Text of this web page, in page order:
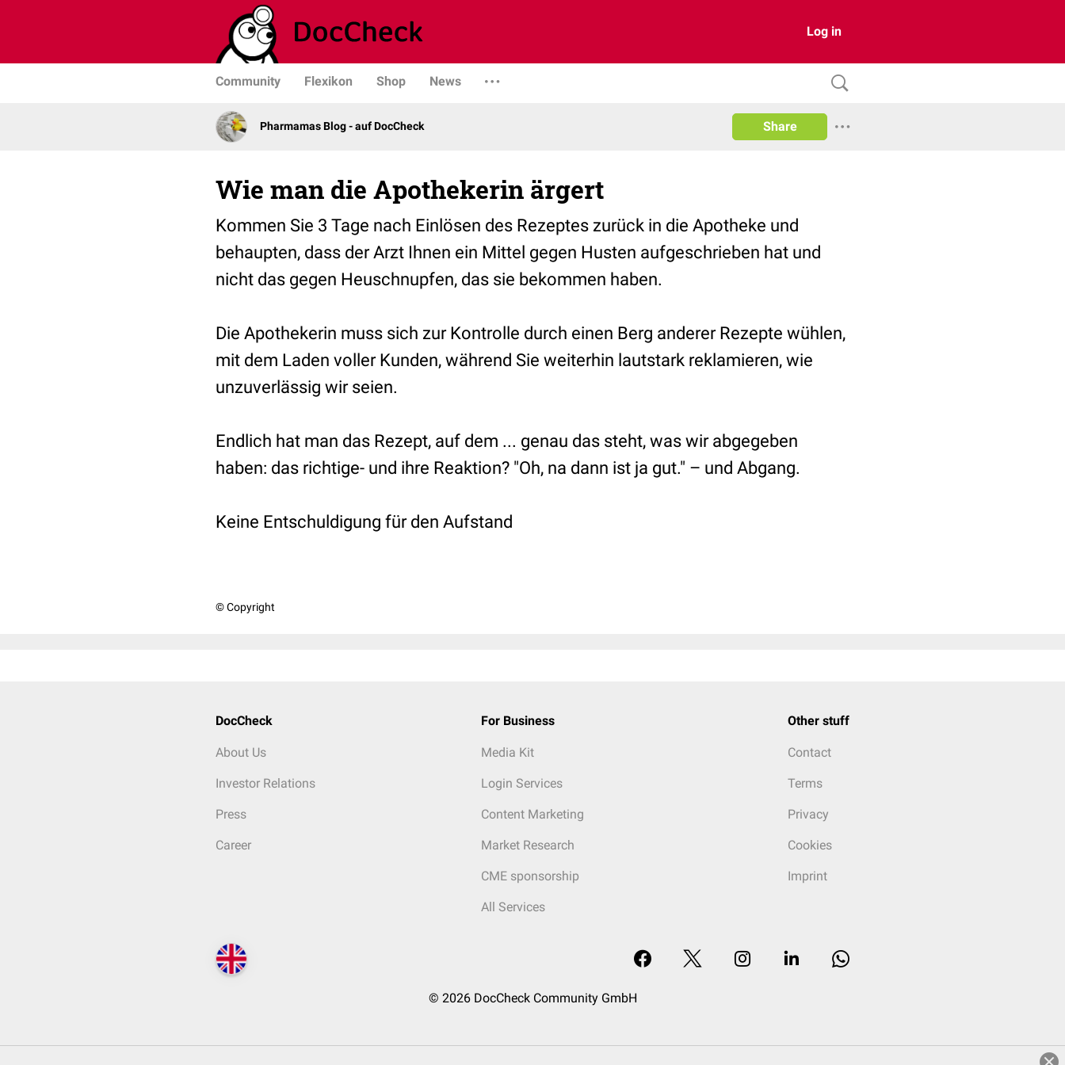
Log in
Community Flexikon Shop News
Pharmamas Blog - auf DocCheck Share
Wie man die Apothekerin ärgert
Kommen Sie 3 Tage nach Einlösen des Rezeptes zurück in die Apotheke und
behaupten, dass der Arzt Ihnen ein Mittel gegen Husten aufgeschrieben hat und
nicht das gegen Heuschnupfen, das sie bekommen haben.
Die Apothekerin muss sich zur Kontrolle durch einen Berg anderer Rezepte wühlen,
mit dem Laden voller Kunden, während Sie weiterhin lautstark reklamieren, wie
unzuverlässig wir seien.
Endlich hat man das Rezept, auf dem ... genau das steht, was wir abgegeben
haben: das richtige- und ihre Reaktion? "Oh, na dann ist ja gut." – und Abgang.
Keine Entschuldigung für den Aufstand
© Copyright
DocCheck
About Us
Investor Relations
Press
Career
For Business
Media Kit
Login Services
Content Marketing
Market Research
CME sponsorship
All Services
Other stuff
Contact
Terms
Privacy
Cookies
Imprint
© 2026 DocCheck Community GmbH